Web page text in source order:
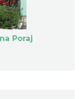
Poraj